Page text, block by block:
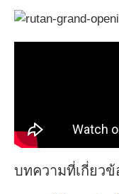
บทความที่เกี่ยวข้